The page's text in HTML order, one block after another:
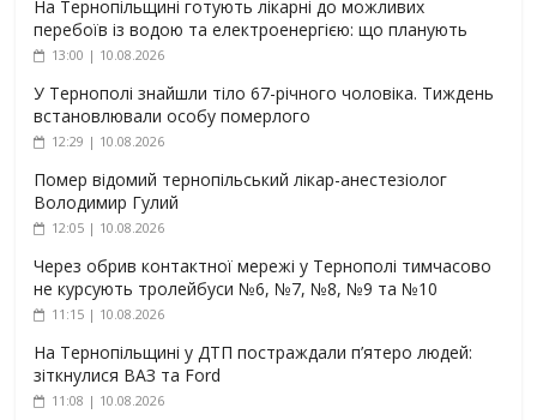
На Тернопільщині готують лікарні до можливих
перебоїв із водою та електроенергією: що планують
13:00 | 10.08.2026
У Тернополі знайшли тіло 67-річного чоловіка. Тиждень
встановлювали особу померлого
12:29 | 10.08.2026
Помер відомий тернопільський лікар-анестезіолог
Володимир Гулий
12:05 | 10.08.2026
Через обрив контактної мережі у Тернополі тимчасово
не курсують тролейбуси №6, №7, №8, №9 та №10
11:15 | 10.08.2026
На Тернопільщині у ДТП постраждали п’ятеро людей:
зіткнулися ВАЗ та Ford
11:08 | 10.08.2026